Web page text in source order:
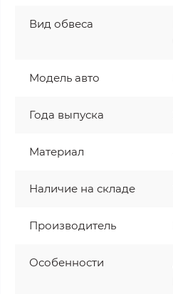
Вид обвеса
Модель авто
Года выпуска
Материал
Наличие на складе
Производитель
Особенности